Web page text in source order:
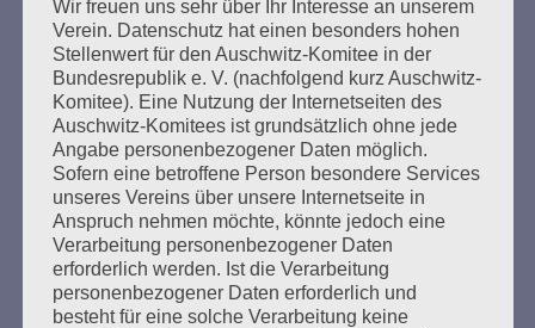
Hamburg. Bei Bedarf wird in Deutsche
Gebärdensprache…
mehr ...
Offener Brief: Verfolgung der Sinti
und Roma in der EU
Wir freuen uns sehr über Ihr Interesse an unserem
Verein. Datenschutz hat einen besonders hohen
Stellenwert für den Auschwitz-Komitee in der
Bundesrepublik e. V. (nachfolgend kurz Auschwitz-
Komitee). Eine Nutzung der Internetseiten des
Auschwitz-Komitees ist grundsätzlich ohne jede
Angabe personenbezogener Daten möglich.
Sofern eine betroffene Person besondere Services
unseres Vereins über unsere Internetseite in
Anspruch nehmen möchte, könnte jedoch eine
Verarbeitung personenbezogener Daten
erforderlich werden. Ist die Verarbeitung
personenbezogener Daten erforderlich und
besteht für eine solche Verarbeitung keine